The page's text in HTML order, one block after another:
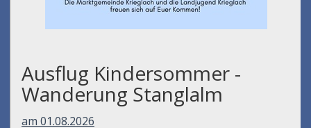
Ausflug Kindersommer -
Wanderung Stanglalm
am 01.08.2026